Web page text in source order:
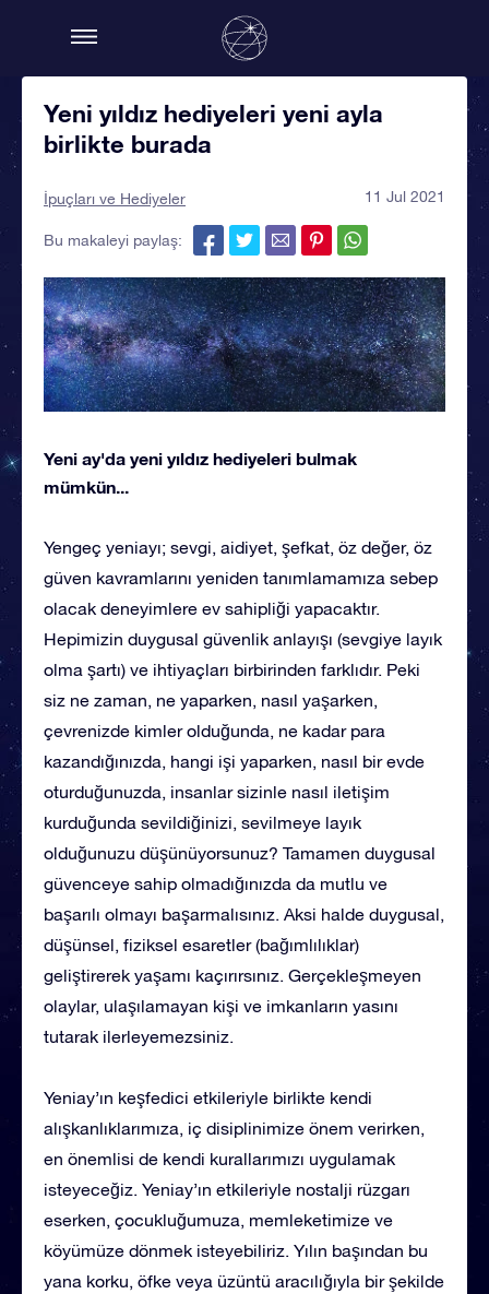
Yeni yıldız hediyeleri yeni ayla
birlikte burada
İpuçları ve Hediyeler 11 Jul 2021
Bu makaleyi paylaş:
Yeni ay'da yeni yıldız hediyeleri bulmak
mümkün...
Yengeç yeniayı; sevgi, aidiyet, şefkat, öz değer, öz
güven kavramlarını yeniden tanımlamamıza sebep
olacak deneyimlere ev sahipliği yapacaktır.
Hepimizin duygusal güvenlik anlayışı (sevgiye layık
olma şartı) ve ihtiyaçları birbirinden farklıdır. Peki
siz ne zaman, ne yaparken, nasıl yaşarken,
çevrenizde kimler olduğunda, ne kadar para
kazandığınızda, hangi işi yaparken, nasıl bir evde
oturduğunuzda, insanlar sizinle nasıl iletişim
kurduğunda sevildiğinizi, sevilmeye layık
olduğunuzu düşünüyorsunuz? Tamamen duygusal
güvenceye sahip olmadığınızda da mutlu ve
başarılı olmayı başarmalısınız. Aksi halde duygusal,
düşünsel, fiziksel esaretler (bağımlılıklar)
geliştirerek yaşamı kaçırırsınız. Gerçekleşmeyen
olaylar, ulaşılamayan kişi ve imkanların yasını
tutarak ilerleyemezsiniz.
Yeniay’ın keşfedici etkileriyle birlikte kendi
alışkanlıklarımıza, iç disiplinimize önem verirken,
en önemlisi de kendi kurallarımızı uygulamak
isteyeceğiz. Yeniay’ın etkileriyle nostalji rüzgarı
eserken, çocukluğumuza, memleketimize ve
köyümüze dönmek isteyebiliriz. Yılın başından bu
yana korku, öfke veya üzüntü aracılığıyla bir şekilde